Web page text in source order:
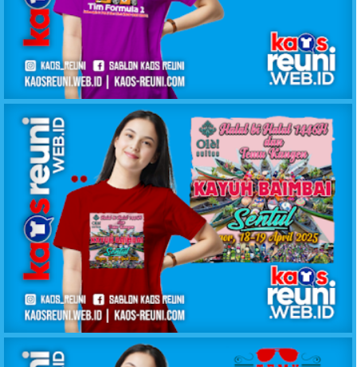
KAOS REUNI GATHERING FORMULA 1
KAOS REUNI GATHERING SENTUL